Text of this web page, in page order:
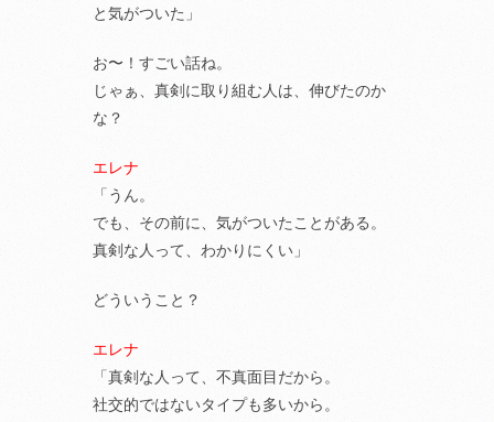
と気がついた」
お〜！すごい話ね。
じゃぁ、真剣に取り組む人は、伸びたのか
な？
エレナ
「うん。
でも、その前に、気がついたことがある。
真剣な人って、わかりにくい」
どういうこと？
エレナ
「真剣な人って、不真面目だから。
社交的ではないタイプも多いから。